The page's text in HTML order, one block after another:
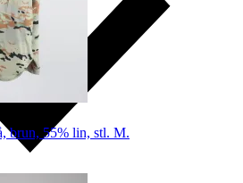
brun, 55% lin, stl. M.